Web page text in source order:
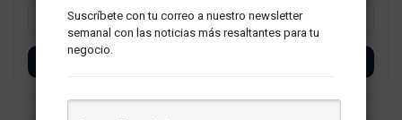
Suscríbete con tu correo a nuestro newsletter
semanal con las noticias más resaltantes para tu
negocio.